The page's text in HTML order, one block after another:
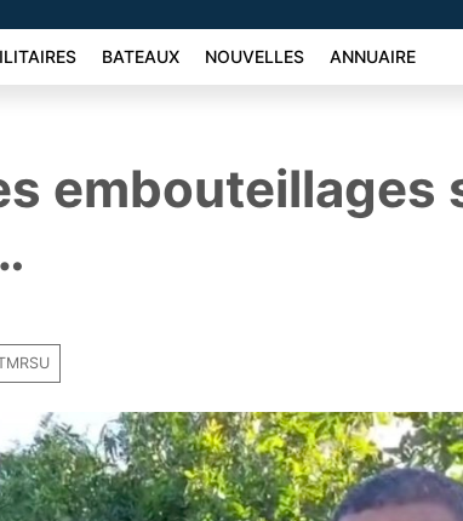
BATEAUX NOUVELLES ANNUAIRE
embouteillages